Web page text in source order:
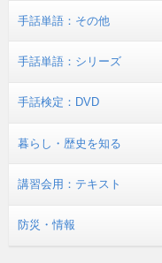
手話単語：その他
手話単語：シリーズ
手話検定：DVD
暮らし・歴史を知る
講習会用：テキスト
防災・情報